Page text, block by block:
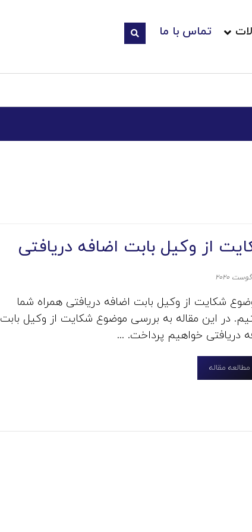
تماس با ما
از وکیل بابت اضافه دریافتی
شکایت از وکیل بابت اضافه دریافتی همراه شما
در این مقاله به بررسی موضوع شکایت از وکیل بابت
دریافتی خواهیم پرداخت. ...
مطالعه مقاله